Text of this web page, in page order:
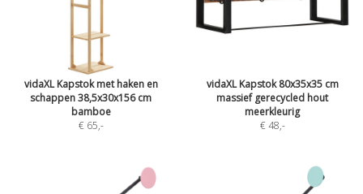
vidaXL Kapstok met haken en
schappen 38,5x30x156 cm
bamboe
€ 65,-
vidaXL Kapstok 80x35x35 cm
massief gerecycled hout
meerkleurig
€ 48,-